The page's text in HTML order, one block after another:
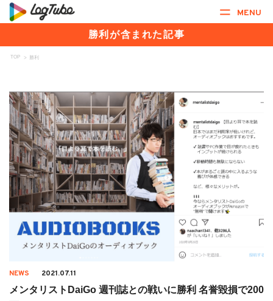
MENU
勝利が含まれた記事
TOP > 勝利
NEWS 2021.07.11
メンタリストDaiGo 週刊誌との戦いに勝利 名誉毀損で200